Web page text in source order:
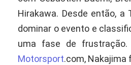
Hirakawa. Desde então, a
dominar o evento e
uma fase de
Motorsport.com, Nakajima